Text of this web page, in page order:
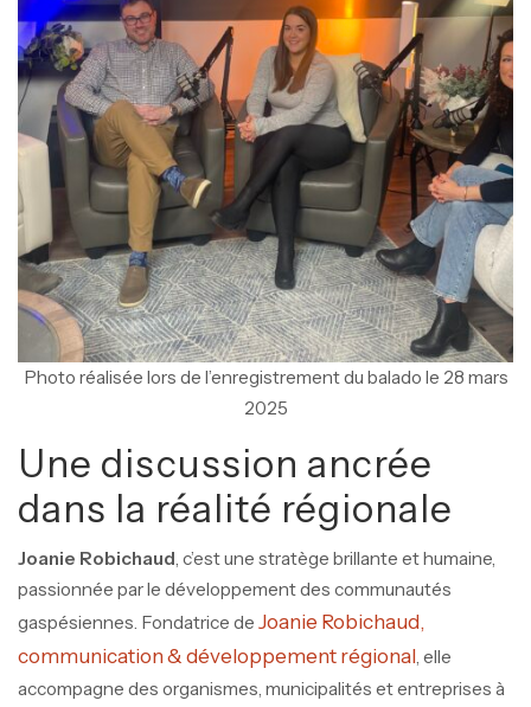
Photo réalisée lors de l’enregistrement du balado le 28 mars
2025
Une discussion ancrée
dans la réalité régionale
Joanie Robichaud, c’est une stratège brillante et humaine,
passionnée par le développement des communautés
gaspésiennes. Fondatrice de Joanie Robichaud,
communication & développement régional, elle
accompagne des organismes, municipalités et entreprises à